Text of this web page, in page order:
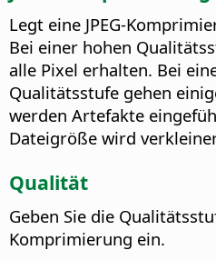
Legt eine JPEG-
Bei einer hohen
alle Pixel erhalten. Bei
Qualitätsstufe gehen
werden Artefakte
Dateigröße wird
Qualität
Geben Sie die
Komprimierung ein.